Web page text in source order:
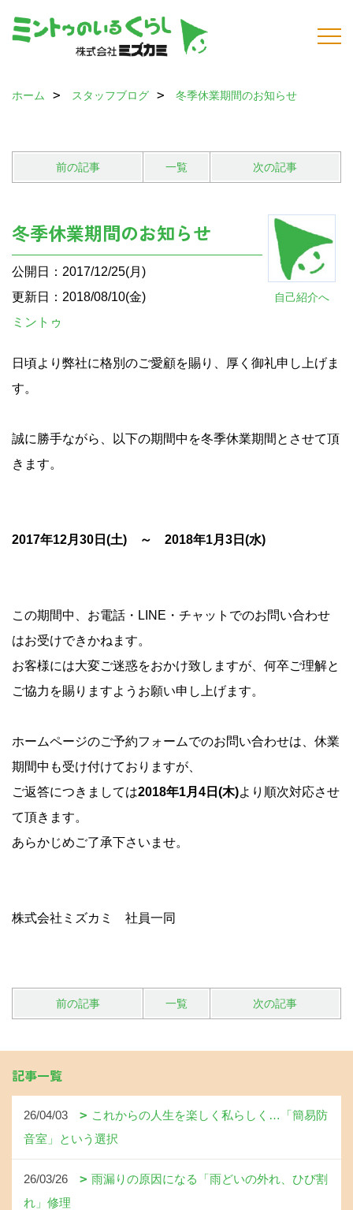
ホーム スタッフブログ 冬季休業期間のお知らせ
前の記事 一覧 次の記事
自己紹介へ
冬季休業期間のお知らせ
公開日：2017/12/25(月)
更新日：2018/08/10(金)
ミントゥ
日頃より弊社に格別のご愛顧を賜り、厚く御礼申し上げま
す。
誠に勝手ながら、以下の期間中を冬季休業期間とさせて頂
きます。
2017年12月30日(土) ～ 2018年1月3日(水)
この期間中、お電話・LINE・チャットでのお問い合わせ
はお受けできかねます。
お客様には大変ご迷惑をおかけ致しますが、何卒ご理解と
ご協力を賜りますようお願い申し上げます。
ホームページのご予約フォームでのお問い合わせは、休業
期間中も受け付けておりますが、
ご返答につきましては2018年1月4日(木)より順次対応させ
て頂きます。
あらかじめご了承下さいませ。
株式会社ミズカミ 社員一同
前の記事 一覧 次の記事
記事一覧
26/04/03
これからの人生を楽しく私らしく…「簡易防
音室」という選択
26/03/26
雨漏りの原因になる「雨どいの外れ、ひび割
れ」修理